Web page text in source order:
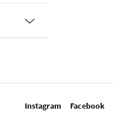
Instagram Facebook